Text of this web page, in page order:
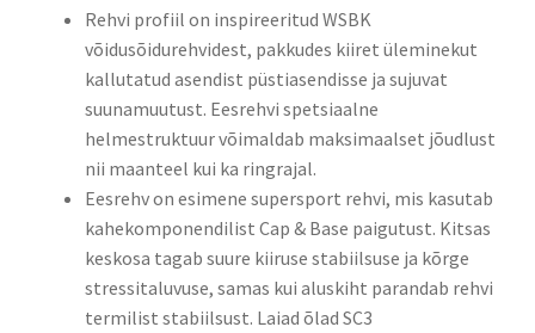
Rehvi profiil on inspireeritud WSBK
võidusõidurehvidest, pakkudes kiiret üleminekut
kallutatud asendist püstiasendisse ja sujuvat
suunamuutust. Eesrehvi spetsiaalne
helmestruktuur võimaldab maksimaalset jõudlust
nii maanteel kui ka ringrajal.​
Eesrehv on esimene supersport rehvi, mis kasutab
kahekomponendilist Cap & Base paigutust. Kitsas
keskosa tagab suure kiiruse stabiilsuse ja kõrge
stressitaluvuse, samas kui aluskiht parandab rehvi
termilist stabiilsust. Laiad õlad SC3